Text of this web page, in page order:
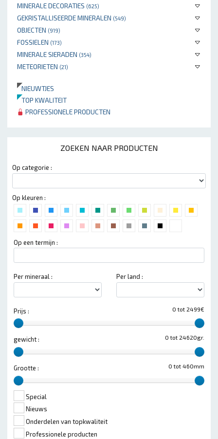
MINERALE DECORATIES (625)
GEKRISTALLISEERDE MINERALEN (549)
OBJECTEN (919)
FOSSIELEN (173)
MINERALE SIERADEN (354)
METEORIETEN (21)
NIEUWTJES
TOP KWALITEIT
PROFESSIONELE PRODUCTEN
ZOEKEN NAAR PRODUCTEN
Op categorie :
Op kleuren :
Op een termijn :
Per mineraal : Per land :
0 tot 2499€
Prijs :
0 tot 24620gr.
gewicht :
0 tot 460mm
Grootte :
Special
Nieuws
Onderdelen van topkwaliteit
Professionele producten